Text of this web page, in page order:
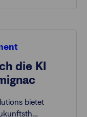
die KI
bietet